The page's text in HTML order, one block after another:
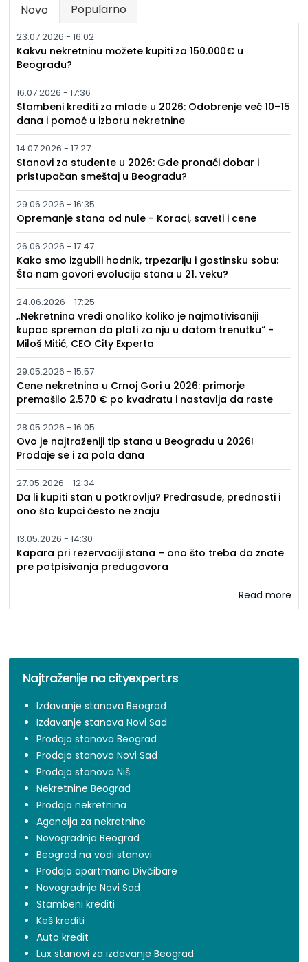
Novo (active tab)
Popularno
23.07.2026 - 16:02
Kakvu nekretninu možete kupiti za 150.000€ u
Beogradu?
16.07.2026 - 17:36
Stambeni krediti za mlade u 2026: Odobrenje već 10–15
dana i pomoć u izboru nekretnine
14.07.2026 - 17:27
Stanovi za studente u 2026: Gde pronaći dobar i
pristupačan smeštaj u Beogradu?
29.06.2026 - 16:35
Opremanje stana od nule - Koraci, saveti i cene
26.06.2026 - 17:47
Kako smo izgubili hodnik, trpezariju i gostinsku sobu:
Šta nam govori evolucija stana u 21. veku?
24.06.2026 - 17:25
„Nekretnina vredi onoliko koliko je najmotivisaniji
kupac spreman da plati za nju u datom trenutku“ -
Miloš Mitić, CEO City Experta
29.05.2026 - 15:57
Cene nekretnina u Crnoj Gori u 2026: primorje
premašilo 2.570 € po kvadratu i nastavlja da raste
28.05.2026 - 16:05
Ovo je najtraženiji tip stana u Beogradu u 2026!
Prodaje se i za pola dana
27.05.2026 - 12:34
Da li kupiti stan u potkrovlju? Predrasude, prednosti i
ono što kupci često ne znaju
13.05.2026 - 14:30
Kapara pri rezervaciji stana – ono što treba da znate
pre potpisivanja predugovora
Read more
Najtraženije na cityexpert.rs
Izdavanje stanova Beograd
Izdavanje stanova Novi Sad
Prodaja stanova Beograd
Prodaja stanova Novi Sad
Prodaja stanova Niš
Nekretnine Beograd
Prodaja nekretnina
Agencija za nekretnine
Novogradnja Beograd
Beograd na vodi stanovi
Prodaja apartmana Divčibare
Novogradnja Novi Sad
Stambeni krediti
Keš krediti
Auto kredit
Lux stanovi za izdavanje Beograd